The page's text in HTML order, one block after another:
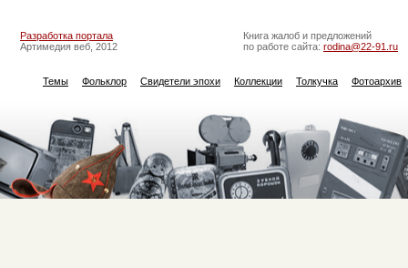
Разработка портала
Артимедия веб, 2012
Книга жалоб и предложений
по работе сайта: rodina@22-91.ru
Темы Фольклор Свидетели эпохи Коллекции Толкучка Фотоархив